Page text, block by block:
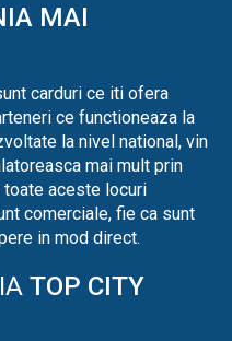
MAI
carduri ce iti ofera
ce functioneaza la
la nivel national, vin
mai mult prin
aceste locuri
comerciale, fie ca sunt
in mod direct.
TOP CITY